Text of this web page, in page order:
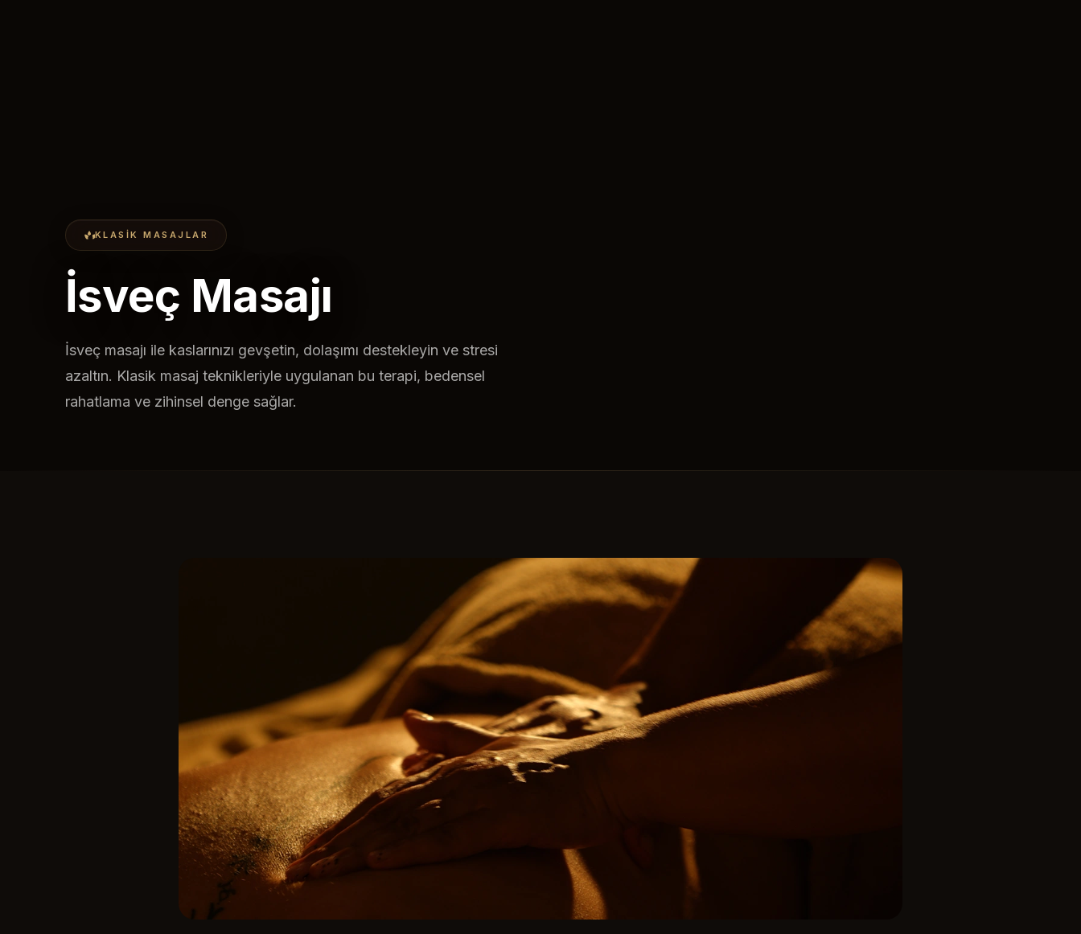
KLASIK MASAJLAR
İsveç Masajı
İsveç masajı ile kaslarınızı gevşetin, dolaşımı destekleyin ve stresi
azaltın. Klasik masaj teknikleriyle uygulanan bu terapi, bedensel
rahatlama ve zihinsel denge sağlar.